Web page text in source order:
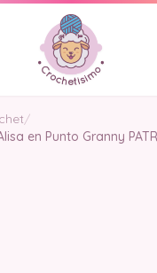
/
en Punto Granny